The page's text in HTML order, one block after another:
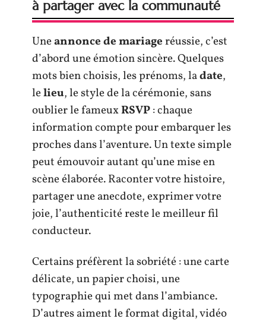
à partager avec la communauté
Uneannonce de mariageréussie, c’est
d’abord une émotion sincère. Quelques
mots bien choisis, les prénoms, ladate,
lelieu, le style de la cérémonie, sans
oublier le fameuxRSVP: chaque
information compte pour embarquer les
proches dans l’aventure. Un texte simple
peut émouvoir autant qu’une mise en
scène élaborée. Raconter votre histoire,
partager une anecdote, exprimer votre
joie, l’authenticité reste le meilleur fil
conducteur.
Certains préfèrent la sobriété : une carte
délicate, un papier choisi, une
typographie qui met dans l’ambiance.
D’autres aiment le format digital, vidéo